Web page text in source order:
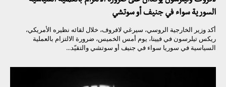
السورية سواء في جنيف أو سوتشي
أكد وزير الخارجية الروسي، سيرغي لافروف، خلال لقائه نظيره الأمريكي،
ريكس تيلرسون في فيينا، يوم أمس الخميس، ضرورة الالتزام بالعملية
السياسية في سوريا سواء في جنيف أو سوتشي والتقيّد...